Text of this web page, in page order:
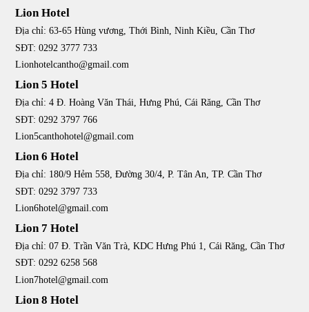
Lion Hotel
Địa chỉ: 63-65 Hùng vương, Thới Bình, Ninh Kiều, Cần Thơ
SĐT: 0292 3777 733
Lionhotelcantho@gmail.com
Lion 5 Hotel
Địa chỉ: 4 Đ. Hoàng Văn Thái, Hưng Phú, Cái Răng, Cần Thơ
SĐT: 0292 3797 766
Lion5canthohotel@gmail.com
Lion 6 Hotel
Địa chỉ: 180/9 Hẻm 558, Đường 30/4, P. Tân An, TP. Cần Thơ
SĐT: 0292 3797 733
Lion6hotel@gmail.com
Lion 7 Hotel
Địa chỉ: 07 Đ. Trần Văn Trà, KDC Hưng Phú 1, Cái Răng, Cần Thơ
SĐT: 0292 6258 568
Lion7hotel@gmail.com
Lion 8 Hotel